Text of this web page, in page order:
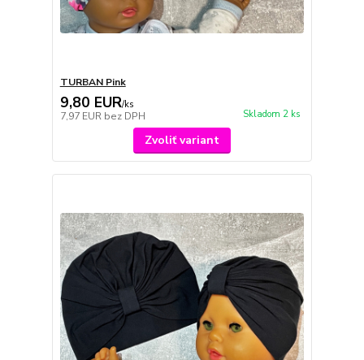
TURBAN Pink
9,80 EUR/ks
7,97 EUR bez DPH Skladom 2 ks
Zvoliť variant